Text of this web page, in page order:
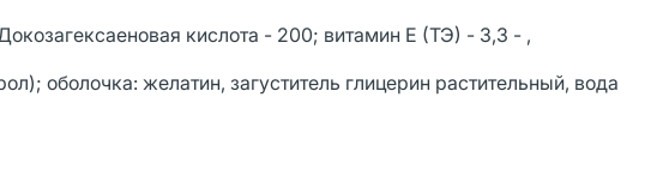
кислота - 200; витамин Е (ТЭ) - 3,3 - ,
оболочка: желатин, загуститель глицерин растительный, вода